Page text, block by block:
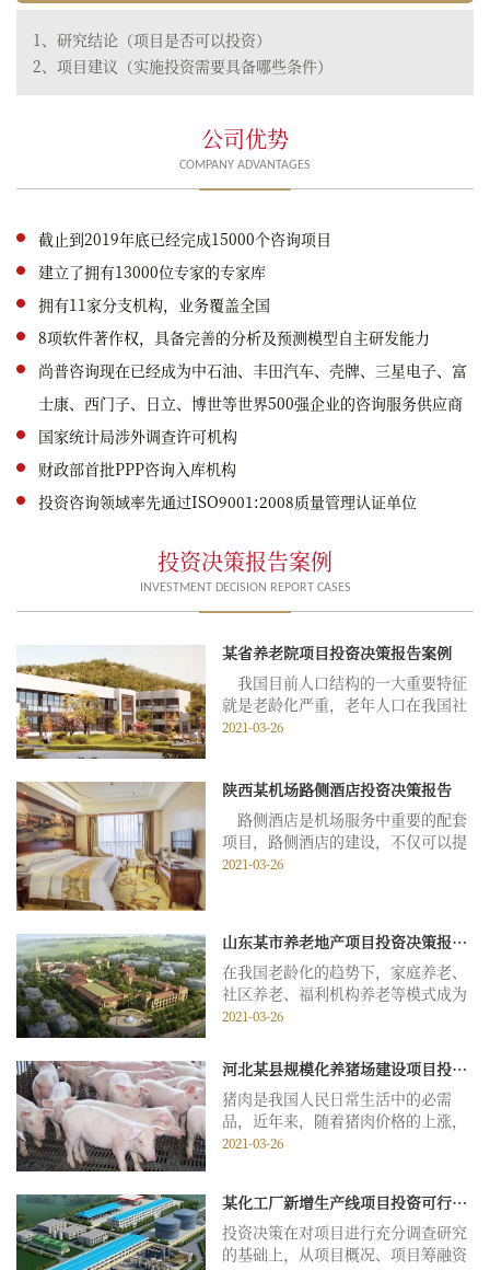
1、研究结论（项目是否可以投资）
2、项目建议（实施投资需要具备哪些条件）
公司优势
COMPANY ADVANTAGES
截止到2019年底已经完成15000个咨询项目
建立了拥有13000位专家的专家库
拥有11家分支机构，业务覆盖全国
8项软件著作权，具备完善的分析及预测模型自主研发能力
尚普咨询现在已经成为中石油、丰田汽车、壳牌、三星电子、富
士康、西门子、日立、博世等世界500强企业的咨询服务供应商
国家统计局涉外调查许可机构
财政部首批PPP咨询入库机构
投资咨询领域率先通过ISO9001:2008质量管理认证单位
投资决策报告案例
INVESTMENT DECISION REPORT CASES
某省养老院项目投资决策报告案例
我国目前人口结构的一大重要特征
就是老龄化严重，老年人口在我国社
会总人口中的比重在近年来呈现上升
的不断转变，越来越多的老人选择去
养老院安度晚年，这大大利好养老院
项目的发展，在对...
2021-03-26
陕西某机场路侧酒店投资决策报告
路侧酒店是机场服务中重要的配套
项目，路侧酒店的建设，不仅可以提
高机场服务保障水平，更可以提升机
可以降低投资风险，提高项目收益。
机场路侧酒店投资...
2021-03-26
山东某市养老地产项目投资决策报告案例
在我国老龄化的趋势下，家庭养老、
社区养老、福利机构养老等模式成为
了老年群体的普遍选择，尤其是社区
显示出巨大的发展潜力，因此越来越
多的开发商进入了养老地产开发和建
设项目，为了规避项目风险，保障投
资收益，做好养老...
2021-03-26
河北某县规模化养猪场建设项目投资决策报告案例
猪肉是我国人民日常生活中的必需
品，近年来，随着猪肉价格的上涨，
规模化养猪场已经成为了生猪生产和
猪瘟等疫病的影响，规模养殖的风险
也较大，那么现在投资规模化养猪场
建设项目究竟是否值...
2021-03-26
某化工厂新增生产线项目投资可行性研究报告案例
投资决策在对项目进行充分调查研究
的基础上，从项目概况、项目筹融资